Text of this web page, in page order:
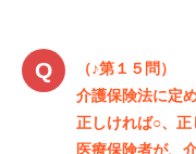
（♪第１５問）
介護保険法に定
正しければ○、正
医療保険者が、